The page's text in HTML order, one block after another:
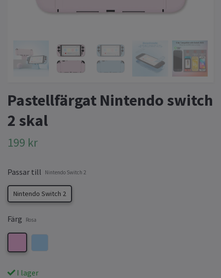
Pastellfärgat Nintendo switch
2 skal
199 kr
Passar till Nintendo Switch 2
Nintendo Switch 2
Färg Rosa
I lager